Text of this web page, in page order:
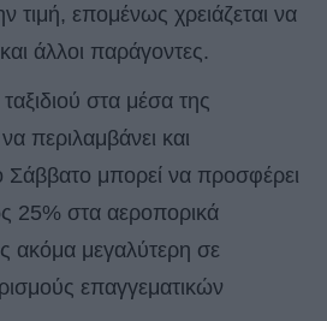
τιμή, επομένως χρειάζεται να
άλλοι παράγοντες.
στα μέσα της
περιλαμβάνει και
Σάββατο μπορεί να προσφέρει
25% στα αεροπορικά
ακόμα μεγαλύτερη σε
επαγγεματικών